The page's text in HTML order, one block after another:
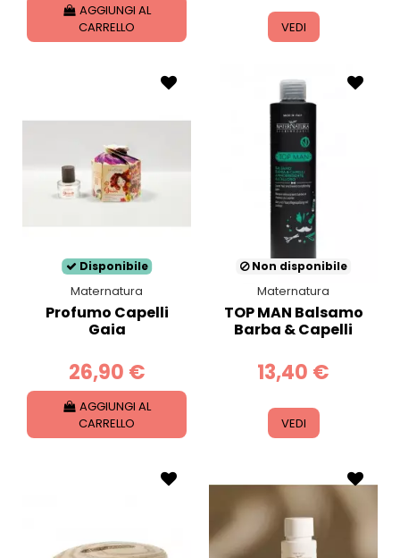
AGGIUNGI AL
CARRELLO
VEDI
Disponibile
Maternatura
Profumo Capelli
Gaia
26,90 €
AGGIUNGI AL
CARRELLO
Non disponibile
Maternatura
TOP MAN Balsamo
Barba & Capelli
13,40 €
VEDI